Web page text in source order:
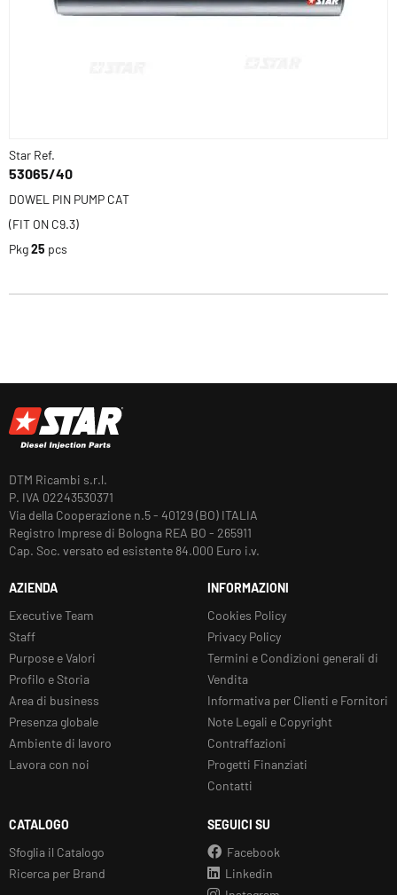
Star Ref.
53065/40
DOWEL PIN PUMP CAT
(FIT ON C9.3)
Pkg25 pcs
DTM Ricambi s.r.l.
P. IVA 02243530371
Via della Cooperazione n.5 - 40129 (BO) ITALIA
Registro Imprese di Bologna REA BO - 265911
Cap. Soc. versato ed esistente 84.000 Euro i.v.
AZIENDA
Executive Team
Staff
Purpose e Valori
Profilo e Storia
Area di business
Presenza globale
Ambiente di lavoro
Lavora con noi
INFORMAZIONI
Cookies Policy
Privacy Policy
Termini e Condizioni generali di
Vendita
Informativa per Clienti e Fornitori
Note Legali e Copyright
Contraffazioni
Progetti Finanziati
Contatti
CATALOGO
Sfoglia il Catalogo
Ricerca per Brand
SEGUICI SU
Facebook
Linkedin